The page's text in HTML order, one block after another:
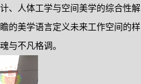
、人体工学与空间美学的综合性解
的美学语言定义未来工作空间的样
与不凡格调。